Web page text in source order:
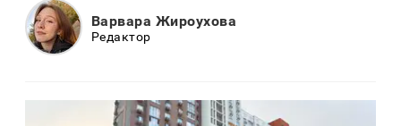
Варвара Жироухова
Редактор